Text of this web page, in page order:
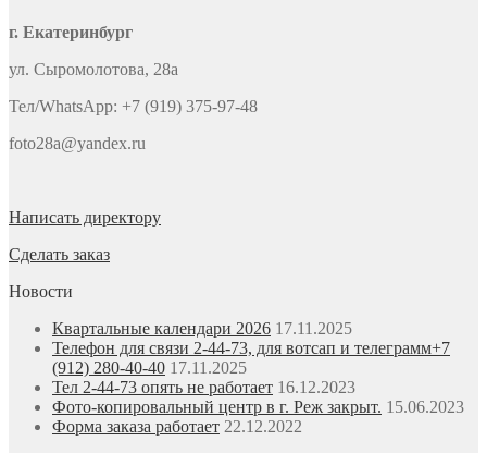
г. Екатеринбург
ул. Сыромолотова, 28а
Тел/WhatsApp: +7 (919) 375-97-48
foto28a@yandex.ru
Написать директору
Сделать заказ
Новости
Квартальные календари 2026 17.11.2025
Телефон для связи 2-44-73, для вотсап и телеграмм+7
(912) 280-40-40 17.11.2025
Тел 2-44-73 опять не работает 16.12.2023
Фото-копировальный центр в г. Реж закрыт. 15.06.2023
Форма заказа работает 22.12.2022